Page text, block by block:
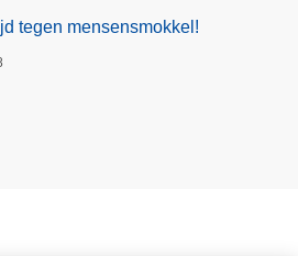
tegen mensensmokkel!